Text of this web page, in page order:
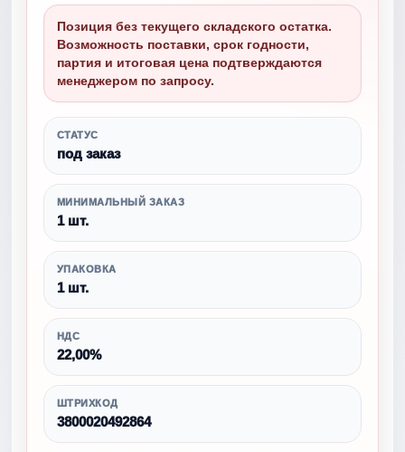
Позиция без текущего складского остатка.
Возможность поставки, срок годности,
партия и итоговая цена подтверждаются
менеджером по запросу.
СТАТУС
под заказ
МИНИМАЛЬНЫЙ ЗАКАЗ
1 шт.
УПАКОВКА
1 шт.
НДС
22,00%
ШТРИХКОД
3800020492864